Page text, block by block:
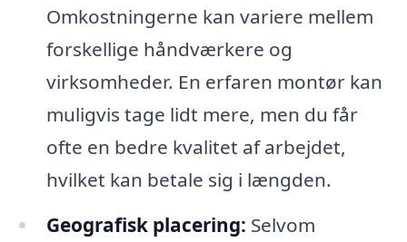
Omkostningerne kan variere mellem
forskellige håndværkere og
virksomheder. En erfaren montør kan
muligvis tage lidt mere, men du får
ofte en bedre kvalitet af arbejdet,
hvilket kan betale sig i længden.
Geografisk placering: Selvom